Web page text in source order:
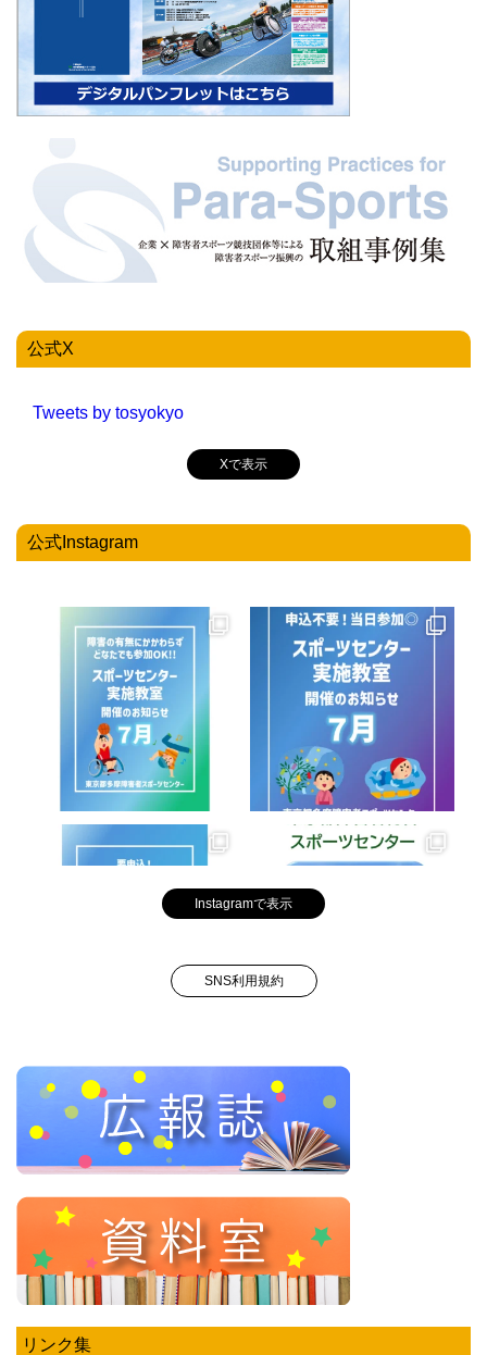
公式X
Tweets by tosyokyo
Xで表示
公式Instagram
Instagramで表示
SNS利用規約
リンク集